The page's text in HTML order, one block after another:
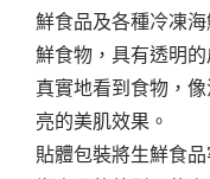
鮮食品及各種冷凍
鮮食物，具有透明
真實地看到食物，
亮的美肌效果。
貼體包裝將生鮮食